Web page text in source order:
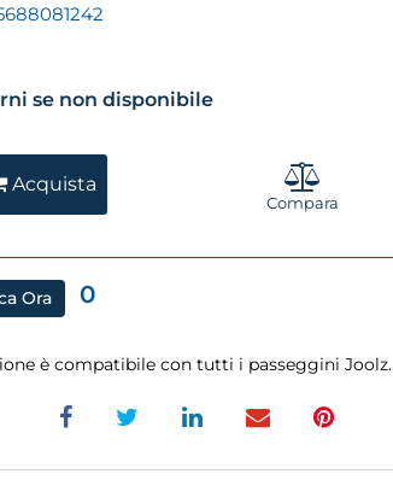
se non disponibile
Acquista
Compara
Ora 0
è compatibile con tutti i passeggini Joolz.